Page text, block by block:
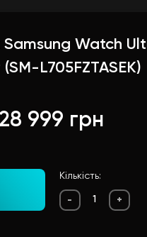
Watch
L705FZTASEK)
28 999 грн
Кількість:
- +